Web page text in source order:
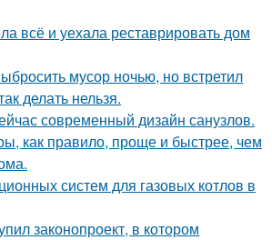
всё и уехала реставрировать дом
мусор ночью, но встретил
делать нельзя.
современный дизайн санузлов.
как правило, проще и быстрее, чем
систем для газовых котлов в
законопроект, в котором